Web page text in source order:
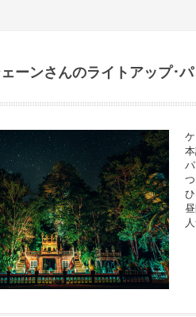
ーンさんのライトアップ･